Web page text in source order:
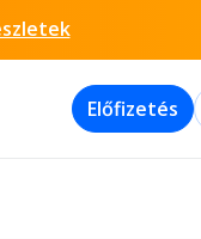
Előfizetés